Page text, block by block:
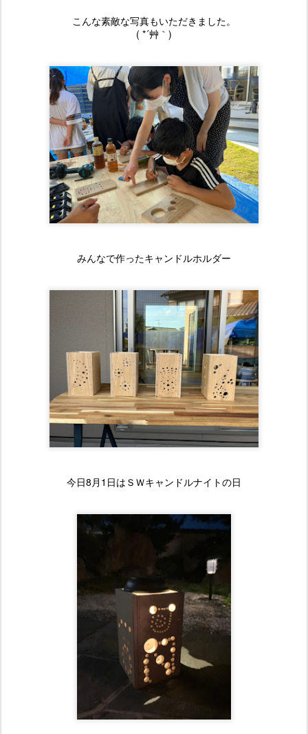
こんな素敵な写真もいただきました。
( *´艸｀)
みんなで作ったキャンドルホルダー
今日8月1日はＳＷキャンドルナイトの日